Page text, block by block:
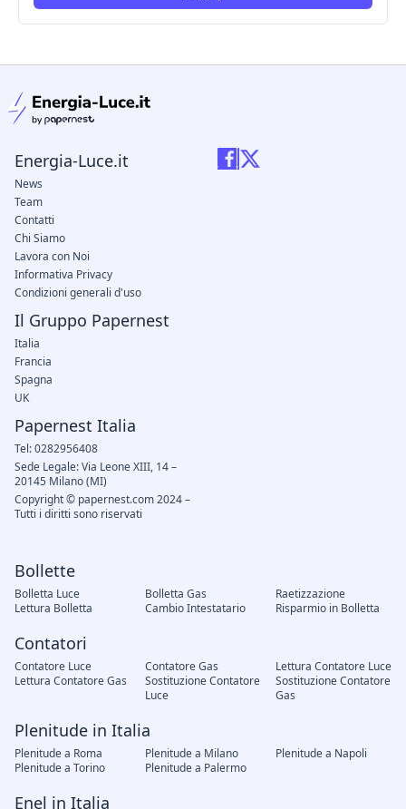
Bollette
Bolletta Luce Bolletta Gas
Raetizzazione
Lettura Bolletta
Cambio Intestatario Risparmio in Bolletta
Contatori
Contatore Luce Contatore Gas
Lettura Contatore Luce
Lettura Contatore Gas
Sostituzione Contatore
Luce
Sostituzione Contatore
Gas
Plenitude in Italia
Plenitude a Roma Plenitude a Milano
Plenitude a Napoli
Plenitude a Torino
Plenitude a Palermo
Enel in Italia
Energia-Luce.it
News
Team
Contatti
Chi Siamo
Lavora con Noi
Informativa Privacy
Condizioni generali d'uso
Il Gruppo Papernest
Italia
Francia
Spagna
UK
Papernest Italia
Tel: 0282956408
Sede Legale: Via Leone XIII, 14 –
20145 Milano (MI)
Copyright © papernest.com 2024 –
Tutti i diritti sono riservati